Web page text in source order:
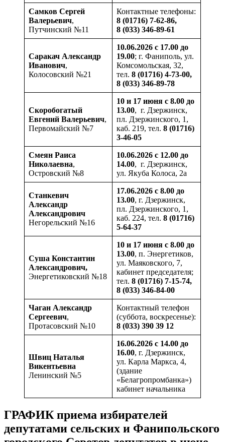
Самков Сергей
Валерьевич,
Путчинский №11
Контактные телефоны:
8 (01716) 7-62-86,
8 (033) 346-89-61
Саракач Александр
Иванович,
Колосовский №21
10.06.2026 с 17.00 до
19.00; г. Фаниполь, ул.
Комсомольская, 32,
тел. 8 (01716) 4-73-00,
8 (033) 346-89-78
Скоробогатый
Евгений Валерьевич,
Первомайский №7
10 и 17 июня с 8.00 до
13.00, г. Дзержинск,
пл. Дзержинского, 1,
каб. 219, тел. 8 (01716)
3-46-05
Смеян Раиса
Николаевна,
Островский №8
10.06.2026 с 12.00 до
14.00, г. Дзержинск,
ул. Якуба Колоса, 2а
Станкевич
Александр
Александрович
Негорельский №16
17.06.2026 с 8.00 до
13.00, г. Дзержинск,
пл. Дзержинского, 1,
каб. 224, тел. 8 (01716)
5-64-37
Суша Константин
Александрович,
Энергетиковский №18
10 и 17 июня с 8.00 до
13.00, п. Энергетиков,
ул. Маяковского, 7,
кабинет председателя;
тел. 8 (01716) 7-15-74,
8 (033) 346-84-00
Чаган Александр
Сергеевич,
Протасовский №10
Контактный телефон
(суббота, воскресенье):
8 (033) 390 39 12
Швиц Наталья
Викентьевна
Ленинский №5
16.06.2026 с 14.00 до
16.00, г. Дзержинск,
ул. Карла Маркса, 4,
(здание
«Белагропромбанка»)
кабинет начальника
ГРАФИК приема избирателей
депутатами сельских и Фанипольского